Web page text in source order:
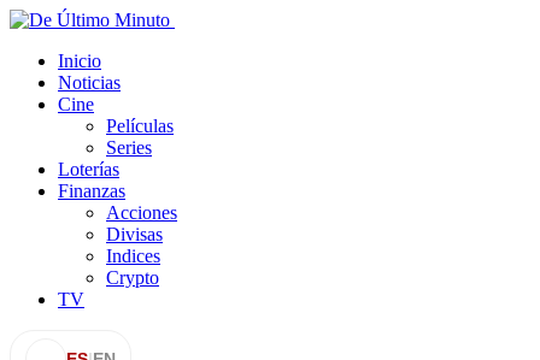
Inicio
Noticias
Cine
Películas
Series
Loterías
Finanzas
Acciones
Divisas
Indices
Crypto
TV